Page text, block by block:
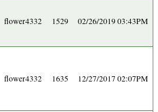
flower4332 1529 02/26/2019 03:43PM
flower4332 1635 12/27/2017 02:07PM